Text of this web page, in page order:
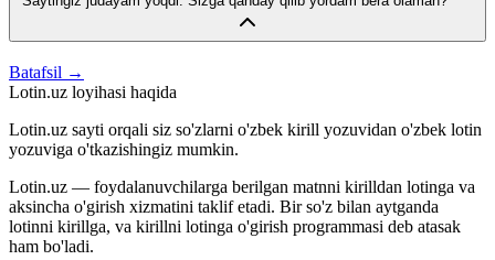
Batafsil →
Lotin.uz loyihasi haqida
Lotin.uz sayti orqali siz so'zlarni o'zbek kirill yozuvidan o'zbek lotin
yozuviga o'tkazishingiz mumkin.
Lotin.uz — foydalanuvchilarga berilgan matnni kirilldan lotinga va
aksincha o'girish xizmatini taklif etadi. Bir so'z bilan aytganda
lotinni kirillga, va kirillni lotinga o'girish programmasi deb atasak
ham bo'ladi.